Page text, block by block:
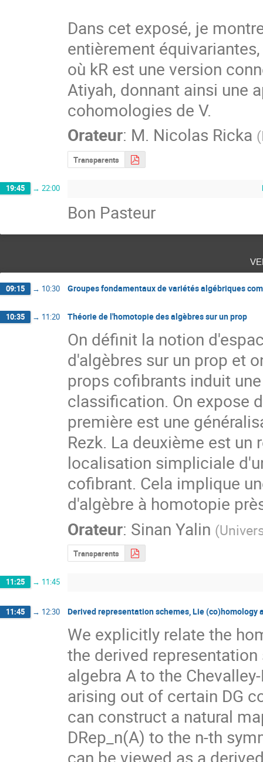
Dans cet exposé, je
entièrement
où kR est une version
Atiyah, donnant ainsi une
cohomologies de V.
Orateur: M. Nicolas Ricka (
Transparents
19:45 → 22:00
Bon Pasteur
09:15 → 10:30 Groupes fondamentaux de variétés algébriques
10:35 → 11:20 Théorie de l'homotopie des algèbres sur un prop
On définit la notion
d'algèbres sur un prop et
props cofibrants induit
classification. On expose
première est une
Rezk. La deuxième est
localisation simpliciale
cofibrant. Cela implique
d'algèbre à homotopie
Orateur: Sinan Yalin (
Transparents
11:25 → 11:45
11:45 → 12:30 Derived representation schemes, Lie (co)homology
We explicitly relate the
the derived
algebra A to the
arising out of certain DG
can construct a natural
DRep_n(A) to the n-th
can be viewed as a